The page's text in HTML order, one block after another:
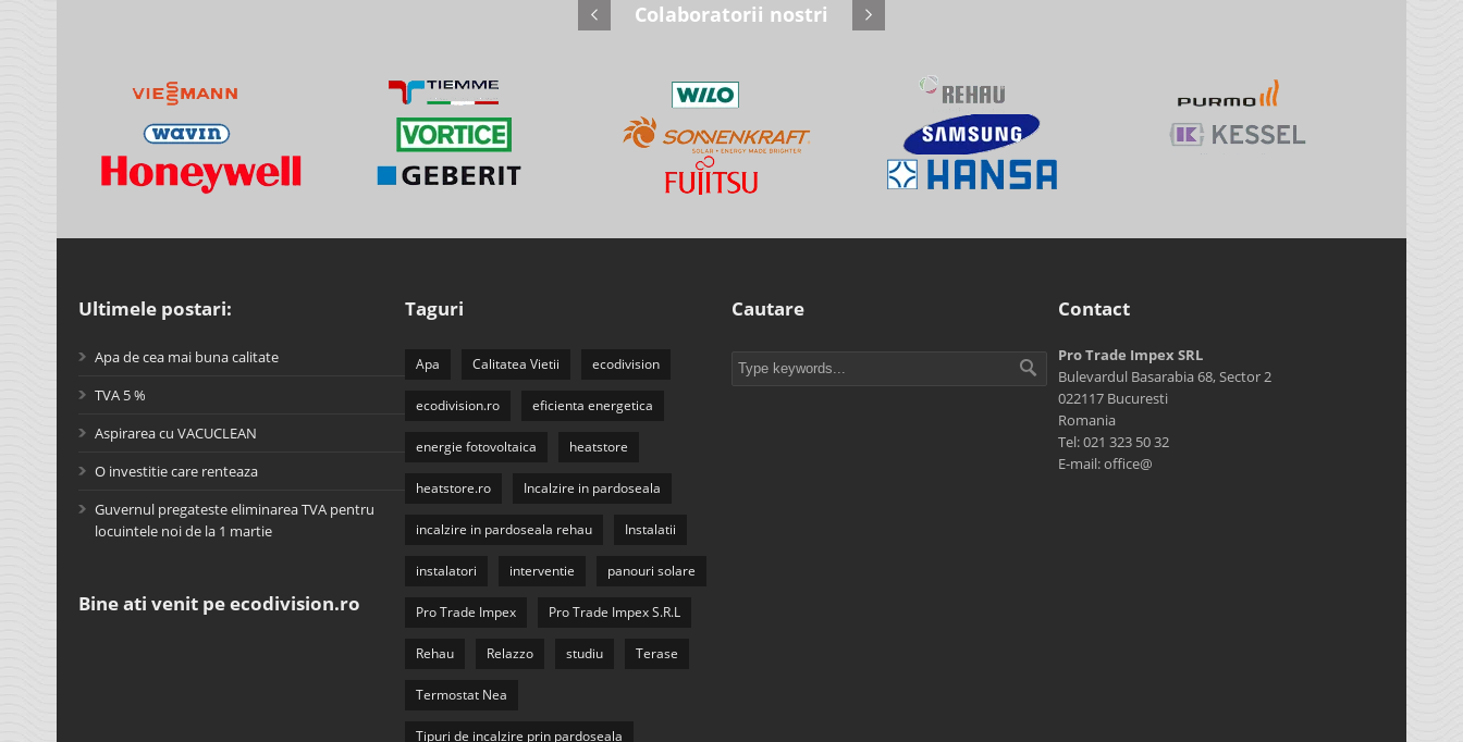
Colaboratorii nostri
Ultimele postari:
Apa de cea mai buna calitate
TVA 5 %
Aspirarea cu VACUCLEAN
O investitie care renteaza
Guvernul pregateste eliminarea TVA pentru
locuintele noi de la 1 martie
Bine ati venit pe ecodivision.ro
Taguri
Apa Calitatea Vietii ecodivision
ecodivision.ro eficienta energetica
energie fotovoltaica heatstore
heatstore.ro Incalzire in pardoseala
incalzire in pardoseala rehau Instalatii
instalatori interventie panouri solare
Pro Trade Impex Pro Trade Impex S.R.L
Rehau Relazzo studiu Terase
Termostat Nea
Tipuri de incalzire prin pardoseala
Cautare Contact
Pro Trade Impex SRL
Bulevardul Basarabia 68, Sector 2
022117 Bucuresti
Romania
Tel: 021 323 50 32
E-mail: office@